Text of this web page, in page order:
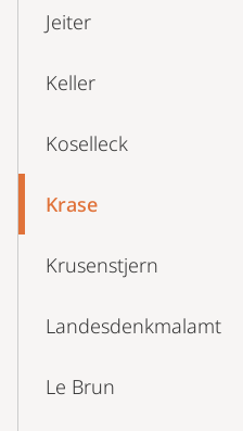
Jeiter
Keller
Koselleck
Krase
Krusenstjern
Landesdenkmalamt
Le Brun